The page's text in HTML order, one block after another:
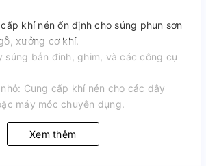
khí nén ổn định cho súng phun sơn
xưởng cơ khí.
súng bắn đinh, ghim, và các công cụ
Cung cấp khí nén cho các dây
máy móc chuyên dụng.
Xem thêm